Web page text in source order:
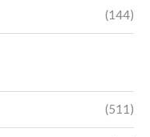
(144)
(511)